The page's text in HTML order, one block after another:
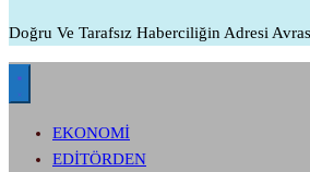
Doğru Ve Tarafsız Haberciliğin Adresi
EKONOMİ
EDİTÖRDEN